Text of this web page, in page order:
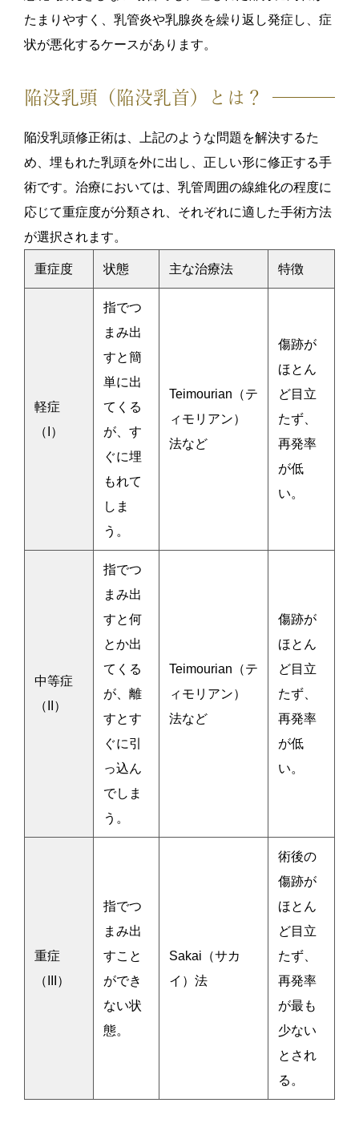
たまりやすく、乳管炎や乳腺炎を繰り返し発症し、症
状が悪化するケースがあります。
陥没乳頭（陥没乳首）とは？
陥没乳頭修正術は、上記のような問題を解決するた
め、埋もれた乳頭を外に出し、正しい形に修正する手
術です。治療においては、乳管周囲の線維化の程度に
応じて重症度が分類され、それぞれに適した手術方法
が選択されます。
重症度 状態 主な治療法 特徴
軽症
（I）
指でつ
まみ出
すと簡
単に出
てくる
が、す
ぐに埋
もれて
しま
う。
Teimourian（テ
ィモリアン）
法など
傷跡が
ほとん
ど目立
たず、
再発率
が低
い。
中等症
（II）
指でつ
まみ出
すと何
とか出
てくる
が、離
すとす
ぐに引
っ込ん
でしま
う。
Teimourian（テ
ィモリアン）
法など
傷跡が
ほとん
ど目立
たず、
再発率
が低
い。
重症
（III）
指でつ
まみ出
すこと
ができ
ない状
態。
Sakai（サカ
イ）法
術後の
傷跡が
ほとん
ど目立
たず、
再発率
が最も
少ない
とされ
る。